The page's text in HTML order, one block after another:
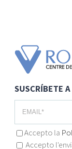
SUSCRÍBETE
Accepto la
Accepto